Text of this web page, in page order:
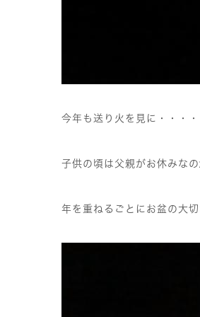
今年も送り火を見に・・・・
子供の頃は父親がお休みな
年を重ねるごとにお盆の大切